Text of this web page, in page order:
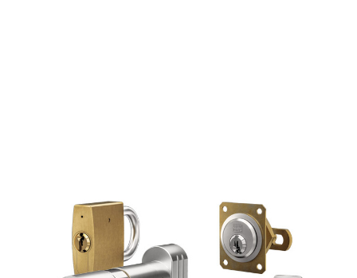
238,13 €
vč. 19% DPH beznákladů na dopravu